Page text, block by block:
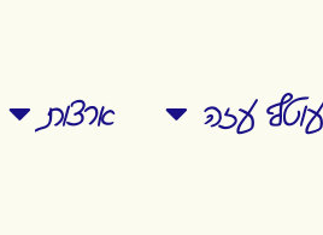
עזה ארצות